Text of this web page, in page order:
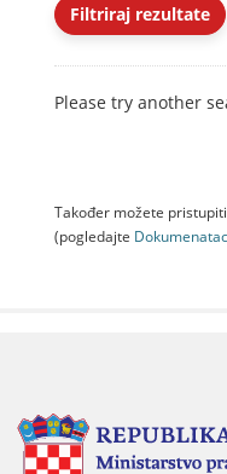
Filtriraj rezultate
Please try another
Također možete
(pogledajte